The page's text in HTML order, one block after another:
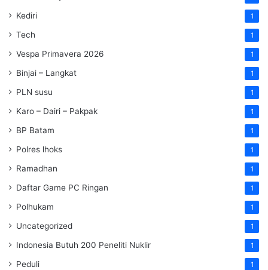
Kediri 1
Tech 1
Vespa Primavera 2026 1
Binjai – Langkat 1
PLN susu 1
Karo – Dairi – Pakpak 1
BP Batam 1
Polres lhoks 1
Ramadhan 1
Daftar Game PC Ringan 1
Polhukam 1
Uncategorized 1
Indonesia Butuh 200 Peneliti Nuklir 1
Peduli 1